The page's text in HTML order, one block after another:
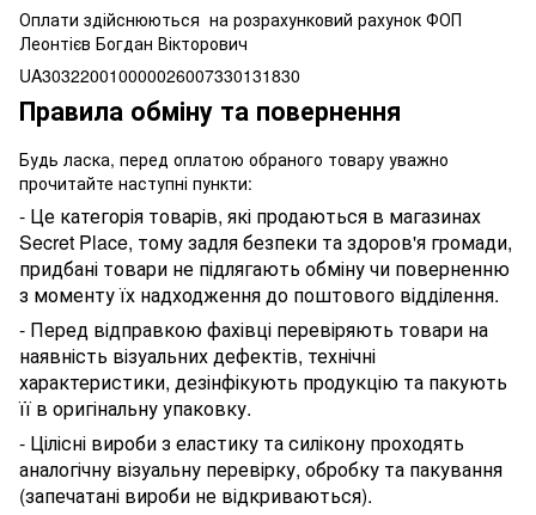
Оплати здійснюються на розрахунковий рахунок ФОП
Леонтієв Богдан Вікторович
UA303220010000026007330131830
Правила обміну та повернення
Будь ласка, перед оплатою обраного товару уважно
прочитайте наступні пункти:
- Це категорія товарів, які продаються в магазинах
Secret Place, тому задля безпеки та здоров'я громади,
придбані товари не підлягають обміну чи поверненню
з моменту їх надходження до поштового відділення.
- Перед відправкою фахівці перевіряють товари на
наявність візуальних дефектів, технічні
характеристики, дезінфікують продукцію та пакують
її в оригінальну упаковку.
- Цілісні вироби з еластику та силікону проходять
аналогічну візуальну перевірку, обробку та пакування
(запечатані вироби не відкриваються).